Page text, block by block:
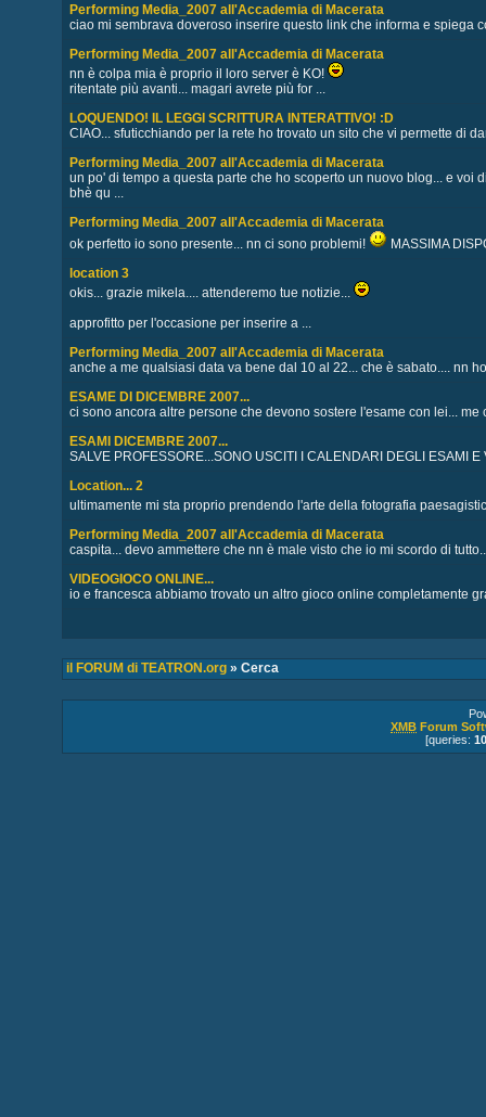
Performing Media_2007 all'Accademia di Macerata
ciao mi sembrava doveroso inserire questo link che informa e spiega
Performing Media_2007 all'Accademia di Macerata
nn è colpa mia è proprio il loro server è KO!
ritentate più avanti... magari avrete più for ...
LOQUENDO! IL LEGGI SCRITTURA INTERATTIVO! :D
CIAO... sfuticchiando per la rete ho trovato un sito che vi permette di
Performing Media_2007 all'Accademia di Macerata
un po' di tempo a questa parte che ho scoperto un nuovo blog... e voi
bhè qu ...
Performing Media_2007 all'Accademia di Macerata
ok perfetto io sono presente... nn ci sono problemi!
MASSIMA
location 3
okis... grazie mikela.... attenderemo tue notizie...
approfitto per l'occasione per inserire a ...
Performing Media_2007 all'Accademia di Macerata
anche a me qualsiasi data va bene dal 10 al 22... che è sabato.... nn
ESAME DI DICEMBRE 2007...
ci sono ancora altre persone che devono sostere l'esame con lei... me
ESAMI DICEMBRE 2007...
SALVE PROFESSORE...SONO USCITI I CALENDARI DEGLI ESAMI
Location... 2
ultimamente mi sta proprio prendendo l'arte della fotografia
Performing Media_2007 all'Accademia di Macerata
caspita... devo ammettere che nn è male visto che io mi scordo di
VIDEOGIOCO ONLINE...
io e francesca abbiamo trovato un altro gioco online completamente
il FORUM di TEATRON.org» Cerca
XMB Forum
[queries: 10